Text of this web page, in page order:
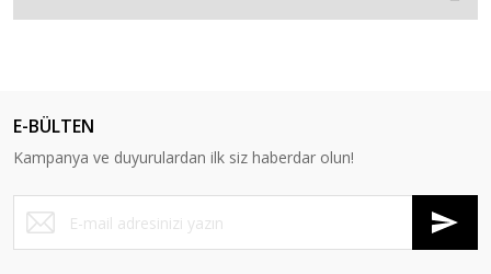
E-BÜLTEN
Kampanya ve duyurulardan ilk siz haberdar olun!